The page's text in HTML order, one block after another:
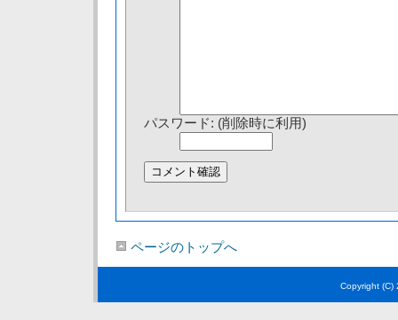
パスワード: (削除時に利用)
ページのトップへ
Copyright